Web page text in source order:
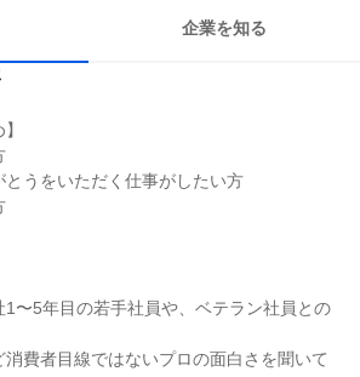
企業を知る
とうをいただく仕事がしたい方
1〜5年目の若手社員や、ベテラン社員との
費者目線ではないプロの面白さを聞いて